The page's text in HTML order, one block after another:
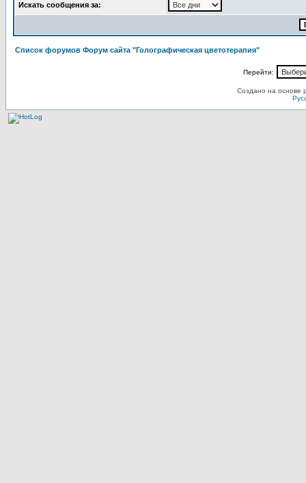
Искать сообщения за:
Список форумов Форум сайта "Голографическая цветотерапия"
Перейти:
Создано на основе